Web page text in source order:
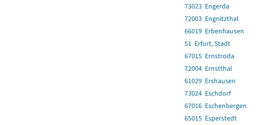
73023 Engerda
72003 Engnitzthal
66019 Erbenhausen
51 Erfurt, Stadt
67015 Ernstroda
72004 Ernstthal
61029 Ershausen
73024 Eschdorf
67016 Eschenbergen
65015 Esperstedt